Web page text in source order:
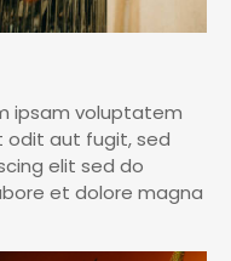
ipsam voluptatem
odit aut fugit, sed
elit sed do
et dolore magna